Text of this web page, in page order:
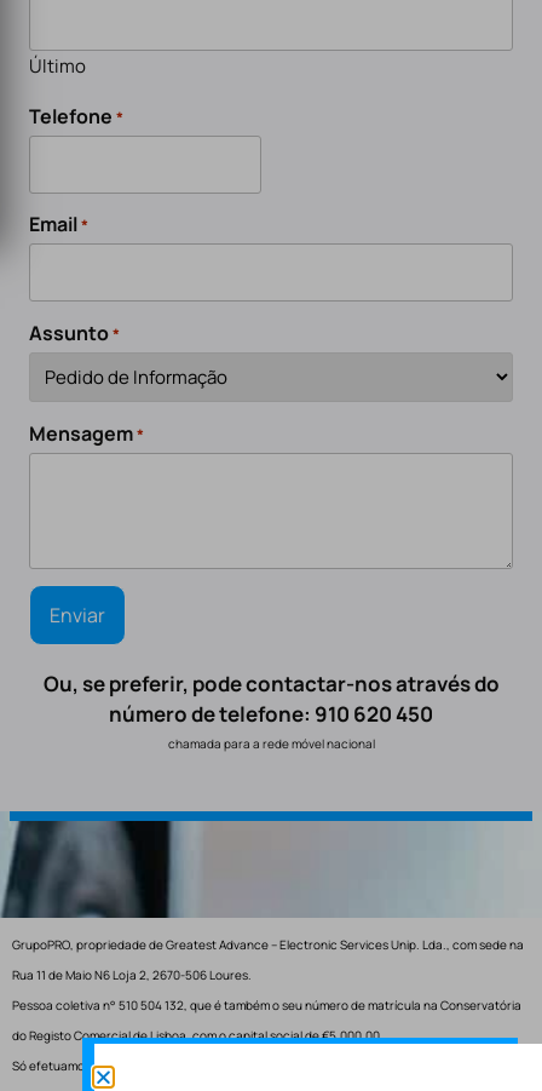
Último
Telefone *
Email*
Assunto*
Mensagem*
Ou, se preferir, pode contactar-nos através do
número de telefone: 910 620 450
chamada para a rede móvel nacional
GrupoPRO, propriedade de Greatest Advance – Electronic Services Unip. Lda., com sede na
Rua 11 de Maio N6 Loja 2, 2670-506 Loures.
Pessoa coletiva n° 510 504 132, que é também o seu número de matrícula na Conservatória
do Registo Comercial de Lisboa, com o capital social de €5.000,00.
Só efetuamos entregas em Portugal.